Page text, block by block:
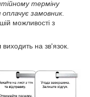
терміну
замовник.
можливості з
виходить на зв'язок.